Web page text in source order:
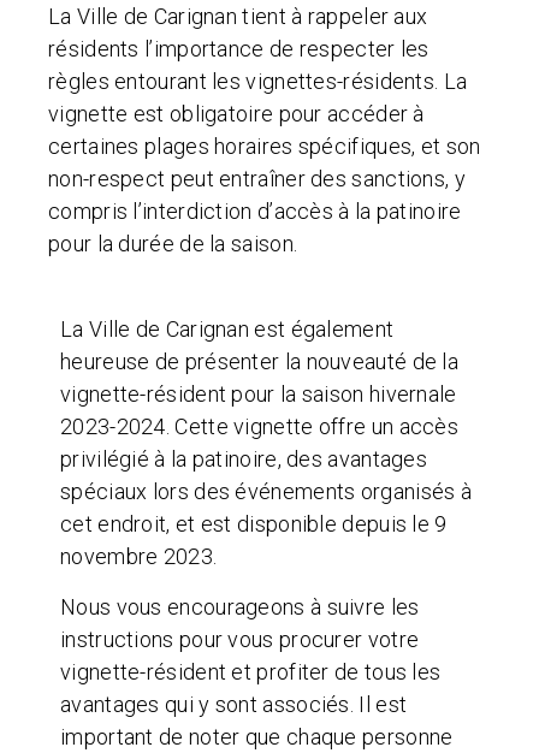
La Ville de Carignan tient à rappeler aux
résidents l’importance de respecter les
règles entourant les vignettes-résidents. La
vignette est obligatoire pour accéder à
certaines plages horaires spécifiques, et son
non-respect peut entraîner des sanctions, y
compris l’interdiction d’accès à la patinoire
pour la durée de la saison.
La Ville de Carignan est également
heureuse de présenter la nouveauté de la
vignette-résident pour la saison hivernale
2023-2024. Cette vignette offre un accès
privilégié à la patinoire, des avantages
spéciaux lors des événements organisés à
cet endroit, et est disponible depuis le 9
novembre 2023.
Nous vous encourageons à suivre les
instructions pour vous procurer votre
vignette-résident et profiter de tous les
avantages qui y sont associés. Il est
important de noter que chaque personne